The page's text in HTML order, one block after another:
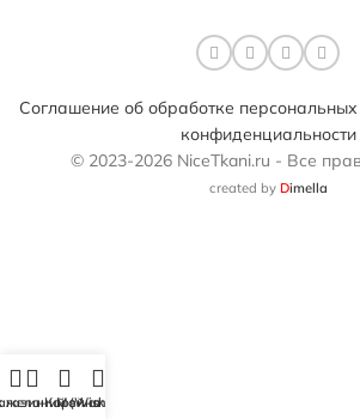
Соглашение об обработке
конфиденциальности
© 2023-2026 NiceTkani.ru - Все
created by Dimella
желаний (Wishlist)
Корзина
Мой аккаунт